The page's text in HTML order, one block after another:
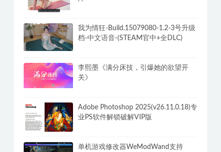
我为情狂-Build.15079080-1.2-3号升级
档-中文语音-(STEAM官中+全DLC)
李熙墨《满分床技，引爆她的欲望开
关》
Adobe Photoshop 2025(v26.11.0.18)专
业PS软件解锁破解VIP版
单机游戏修改器WeModWand支持